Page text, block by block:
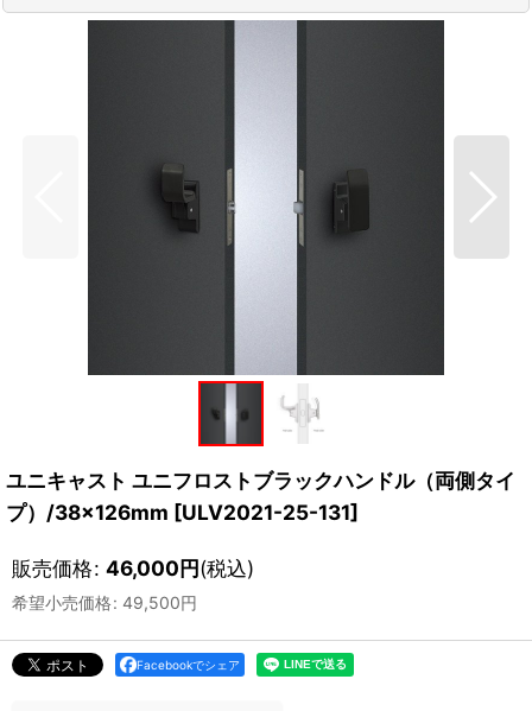
ユニキャスト ユニフロストブラックハンドル（両側タイ
プ）/38×126mm [ULV2021-25-131]
販売価格: 46,000円(税込)
希望小売価格: 49,500円
Facebookでシェア